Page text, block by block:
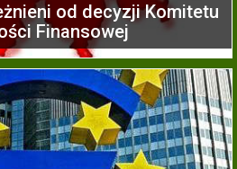
od decyzji Komitetu
Finansowej